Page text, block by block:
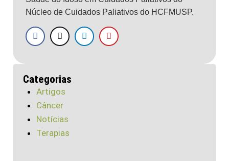
Núcleo de Cuidados Paliativos do HCFMUSP.
Categorias
Artigos
Câncer
Notícias
Terapias